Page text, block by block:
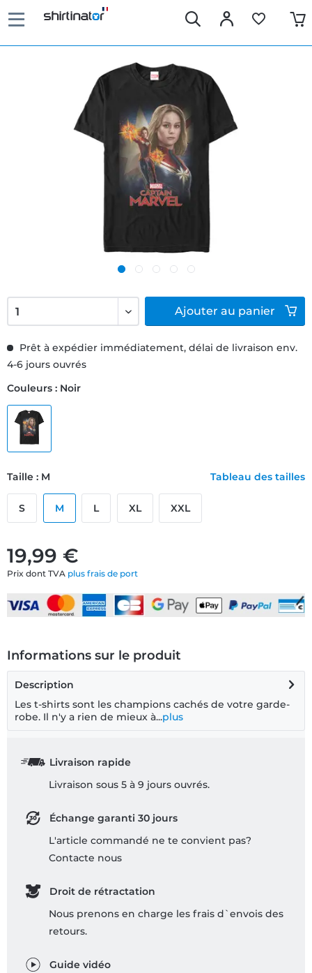
19,99 €
Prix dont TVA plus frais de port
Prêt à expédier immédiatement, délai de livraison env.
4-6 jours ouvrés
Couleurs : Noir
Taille : M Tableau des tailles
S M L XL XXL
Ajouter au panier
Informations sur le produit
Description
Les t-shirts sont les champions cachés de votre garde-
robe. Il n'y a rien de mieux à...plus
Livraison rapide
Livraison sous 5 à 9 jours ouvrés.
Échange garanti 30 jours
L'article commandé ne te convient pas?
Contacte nous
Droit de rétractation
Nous prenons en charge les frais d`envois des
retours.
Guide vidéo